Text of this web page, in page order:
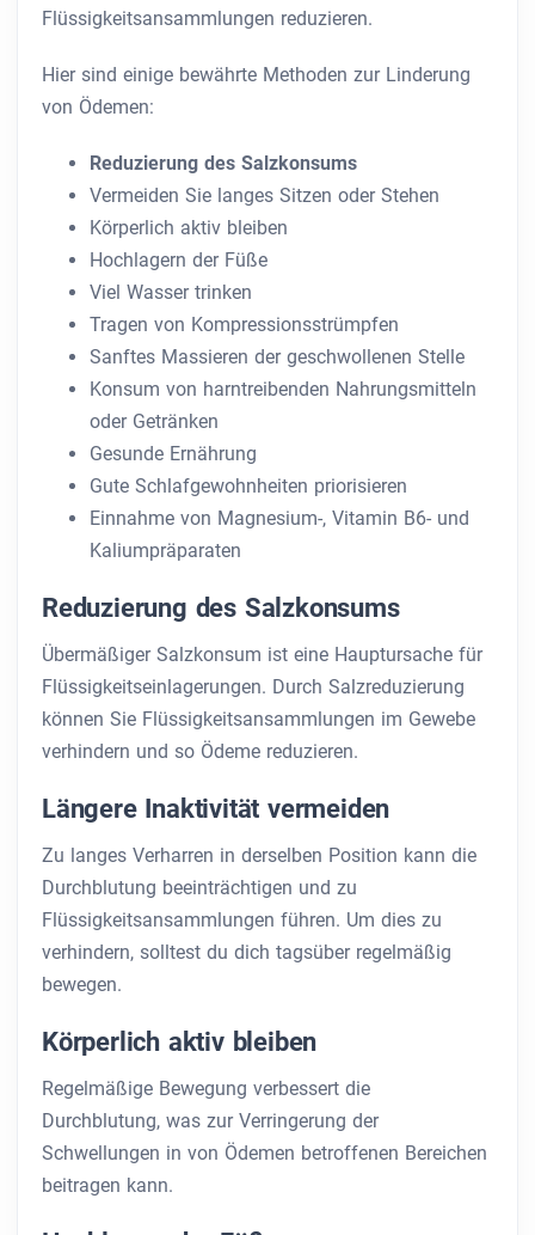
Flüssigkeitsansammlungen reduzieren.
Hier sind einige bewährte Methoden zur Linderung
von Ödemen:
Reduzierung des Salzkonsums
Vermeiden Sie langes Sitzen oder Stehen
Körperlich aktiv bleiben
Hochlagern der Füße
Viel Wasser trinken
Tragen von Kompressionsstrümpfen
Sanftes Massieren der geschwollenen Stelle
Konsum von harntreibenden Nahrungsmitteln
oder Getränken
Gesunde Ernährung
Gute Schlafgewohnheiten priorisieren
Einnahme von Magnesium-, Vitamin B6- und
Kaliumpräparaten
Reduzierung des Salzkonsums
Übermäßiger Salzkonsum ist eine Hauptursache für
Flüssigkeitseinlagerungen. Durch Salzreduzierung
können Sie Flüssigkeitsansammlungen im Gewebe
verhindern und so Ödeme reduzieren.
Längere Inaktivität vermeiden
Zu langes Verharren in derselben Position kann die
Durchblutung beeinträchtigen und zu
Flüssigkeitsansammlungen führen. Um dies zu
verhindern, solltest du dich tagsüber regelmäßig
bewegen.
Körperlich aktiv bleiben
Regelmäßige Bewegung verbessert die
Durchblutung, was zur Verringerung der
Schwellungen in von Ödemen betroffenen Bereichen
beitragen kann.